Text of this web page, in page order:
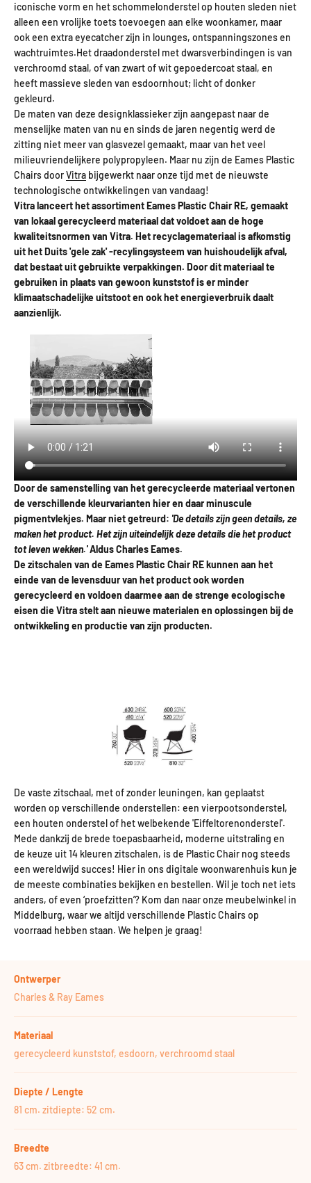
iconische vorm en het schommelonderstel op houten sleden niet
alleen een vrolijke toets toevoegen aan elke woonkamer, maar
ook een extra eyecatcher zijn in lounges, ontspanningszones en
wachtruimtes.Het draadonderstel met dwarsverbindingen is van
verchroomd staal, of van zwart of wit gepoedercoat staal, en
heeft massieve sleden van esdoornhout; licht of donker
gekleurd.
De maten van deze designklassieker zijn aangepast naar de
menselijke maten van nu en sinds de jaren negentig werd de
zitting niet meer van glasvezel gemaakt, maar van het veel
milieuvriendelijkere polypropyleen. Maar nu zijn de Eames Plastic
Chairs doorVitra bijgewerkt naar onze tijd met de nieuwste
technologische ontwikkelingen van vandaag!
Vitra lanceert het assortimentEames Plastic Chair RE, gemaakt
van lokaal gerecycleerd materiaal dat voldoet aan de hoge
kwaliteitsnormen van Vitra. Het recyclagemateriaal is afkomstig
uit het Duits 'gele zak' -recylingsysteem van huishoudelijk afval,
dat bestaat uit gebruikte verpakkingen. Door dit materiaal te
gebruiken in plaats van gewoon kunststof is er minder
klimaatschadelijke uitstoot en ook het energieverbruik daalt
aanzienlijk.
Door de samenstelling van het gerecycleerde materiaal vertonen
de verschillende kleurvarianten hier en daar minuscule
pigmentvlekjes. Maar niet getreurd: 'De details zijn geen details, ze
maken het product. Het zijn uiteindelijk deze details die het product
tot leven wekken.'Aldus Charles Eames.
De zitschalen van de Eames Plastic Chair RE kunnen aan het
einde van de levensduur van het product ook worden
gerecycleerd en voldoen daarmee aan de strenge ecologische
eisen die Vitra stelt aan nieuwe materialen en oplossingen bij de
ontwikkeling en productie van zijn producten.
De vaste zitschaal, met of zonder leuningen, kan geplaatst
worden op verschillende onderstellen: een vierpootsonderstel,
een houten onderstel of het welbekende 'Eiffeltorenonderstel'.
Mede dankzij de brede toepasbaarheid, moderne uitstraling en
de keuze uit 14 kleuren zitschalen, is de Plastic Chair nog steeds
een wereldwijd succes! Hier in ons digitale woonwarenhuis kun je
de meeste combinaties bekijken en bestellen. Wil je toch net iets
anders, of even ‘proefzitten’? Kom dan naar onze meubelwinkel in
Middelburg, waar we altijd verschillende Plastic Chairs op
voorraad hebben staan. We helpen je graag!
Ontwerper
Charles & Ray Eames
Materiaal
gerecycleerd kunststof, esdoorn, verchroomd staal
Diepte / Lengte
81 cm. zitdiepte: 52 cm.
Breedte
63 cm. zitbreedte: 41 cm.